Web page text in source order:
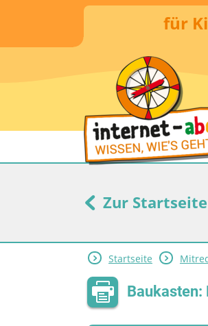
für
Zur Startseite
Startseite
Baukasten: